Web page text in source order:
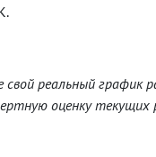
реальный график
оценку текущих